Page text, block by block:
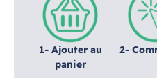
1- Ajouter au
panier
2-